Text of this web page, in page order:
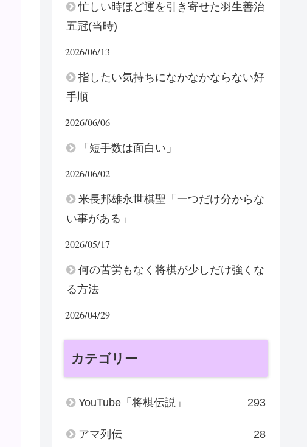
忙しい時ほど運を引き寄せた羽生善治
五冠(当時)
2026/06/13
指したい気持ちになかなかならない好
手順
2026/06/06
「短手数は面白い」
2026/06/02
米長邦雄永世棋聖「一つだけ分からな
い事がある」
2026/05/17
何の苦労もなく将棋が少しだけ強くな
る方法
2026/04/29
カテゴリー
YouTube「将棋伝説」 293
アマ列伝 28